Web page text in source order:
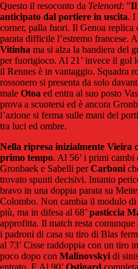
Questo il resoconto da Telenord: "Il
anticipato dal portiere in uscita. I
corner, palla fuori. Il Genoa replica
parata difficile l’estremo francese.
Vitinha ma si alza la bandiera del
per fuorigioco. Al 21’ invece il gol
il Rennes è in vantaggio. Squadra
rossonero si presenta da solo
male Otoa ed entra al suo posto
prova a scuotersi ed è ancora
l’azione si ferma sulle mani del
tra luci ed ombre.
Nella ripresa inizialmente Vieira
primo tempo. Al 56’ i primi
Gronbaek e Sabelli perCarboni
trovato spunti decisivi. Intanto
bravo in una doppia parata su
Colombo. Non cambia il modulo
più, ma in difesa al 68’ pasticcia
approfitta. Il match resta
i padroni di casa su tiro di Blas
al 73’ Cisse raddoppia con un tiro
poco dopo con Malinovskyidi